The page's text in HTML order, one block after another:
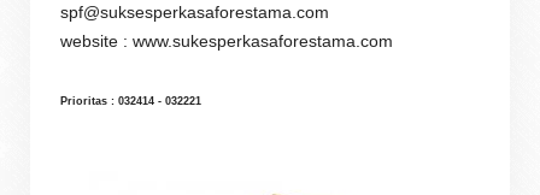
spf@suksesperkasaforestama.com
website : www.sukesperkasaforestama.com
Prioritas : 032414 - 032221